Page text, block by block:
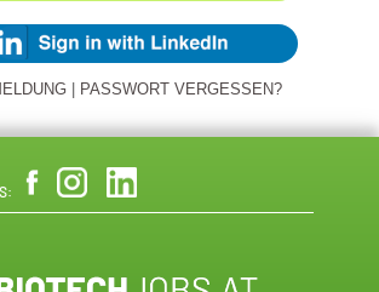
PASSWORT VERGESSEN?